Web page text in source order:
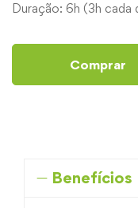
Duração: 6h (3h cada
Comprar
Benefícios